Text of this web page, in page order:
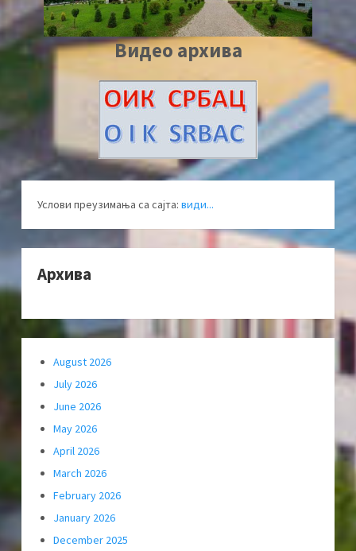
Видео архива
Услови преузимања са сајта: види...
Архива
August 2026
July 2026
June 2026
May 2026
April 2026
March 2026
February 2026
January 2026
December 2025